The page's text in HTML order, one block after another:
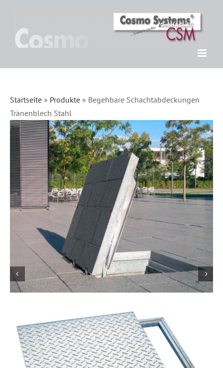
springen
Startseite » Produkte » Begehbare Schachtabdeckungen
Tränenblech Stahl